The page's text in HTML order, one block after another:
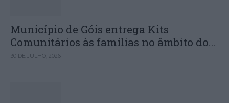
Município de Góis entrega Kits
Comunitários às famílias no âmbito do...
30 DE JULHO, 2026